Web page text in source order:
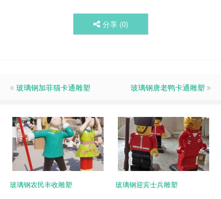
分享 (0)
玻璃钢加菲猫卡通雕塑 玻璃钢唐老鸭卡通雕塑
玻璃钢农民丰收雕塑 玻璃钢迎宾士兵雕塑